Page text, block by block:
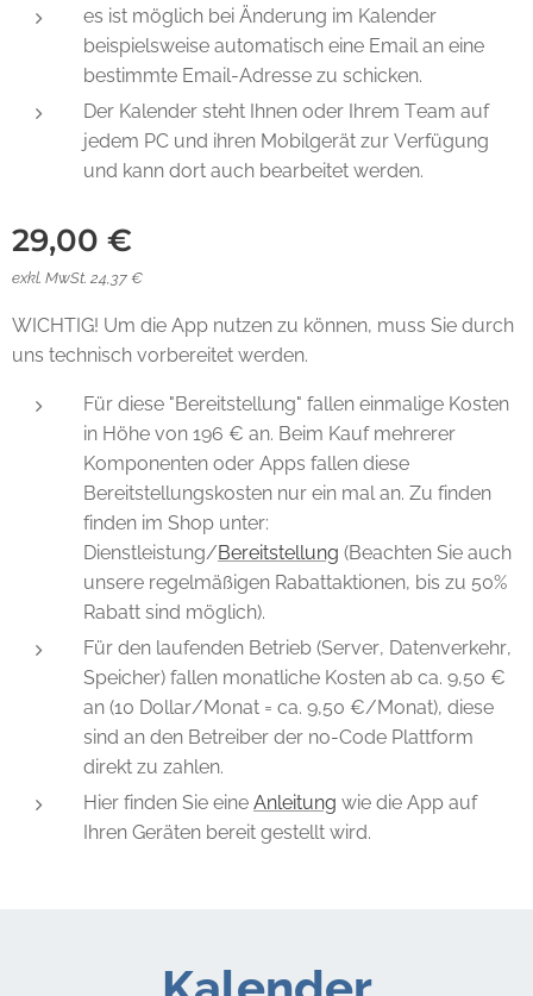
es ist möglich bei Änderung im Kalender
beispielsweise automatisch eine Email an eine
bestimmte Email-Adresse zu schicken.
Der Kalender steht Ihnen oder Ihrem Team auf
jedem PC und ihren Mobilgerät zur Verfügung
und kann dort auch bearbeitet werden.
29,00 €
exkl. MwSt. 24,37 €
WICHTIG! Um die App nutzen zu können, muss Sie durch
uns technisch vorbereitet werden.
Für diese "Bereitstellung" fallen einmalige Kosten
in Höhe von 196 € an. Beim Kauf mehrerer
Komponenten oder Apps fallen diese
Bereitstellungskosten nur ein mal an. Zu finden
finden im Shop unter:
Dienstleistung/Bereitstellung (Beachten Sie auch
unsere regelmäßigen Rabattaktionen, bis zu 50%
Rabatt sind möglich).
Für den laufenden Betrieb (Server, Datenverkehr,
Speicher) fallen monatliche Kosten ab ca. 9,50 €
an (10 Dollar/Monat = ca. 9,50 €/Monat), diese
sind an den Betreiber der no-Code Plattform
direkt zu zahlen.
Hier finden Sie eine Anleitung wie die App auf
Ihren Geräten bereit gestellt wird.